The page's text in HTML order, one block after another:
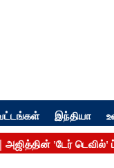
இந்தியா